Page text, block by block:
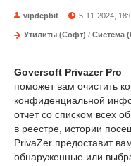
vipdepbit 5-11-2024,
Утилиты (Софт) / Система
Goversoft Privazer Pro
поможет вам очистить
конфиденциальной
отчет со списком всех
в реестре, истории
PrivaZer предоставит
обнаруженные или